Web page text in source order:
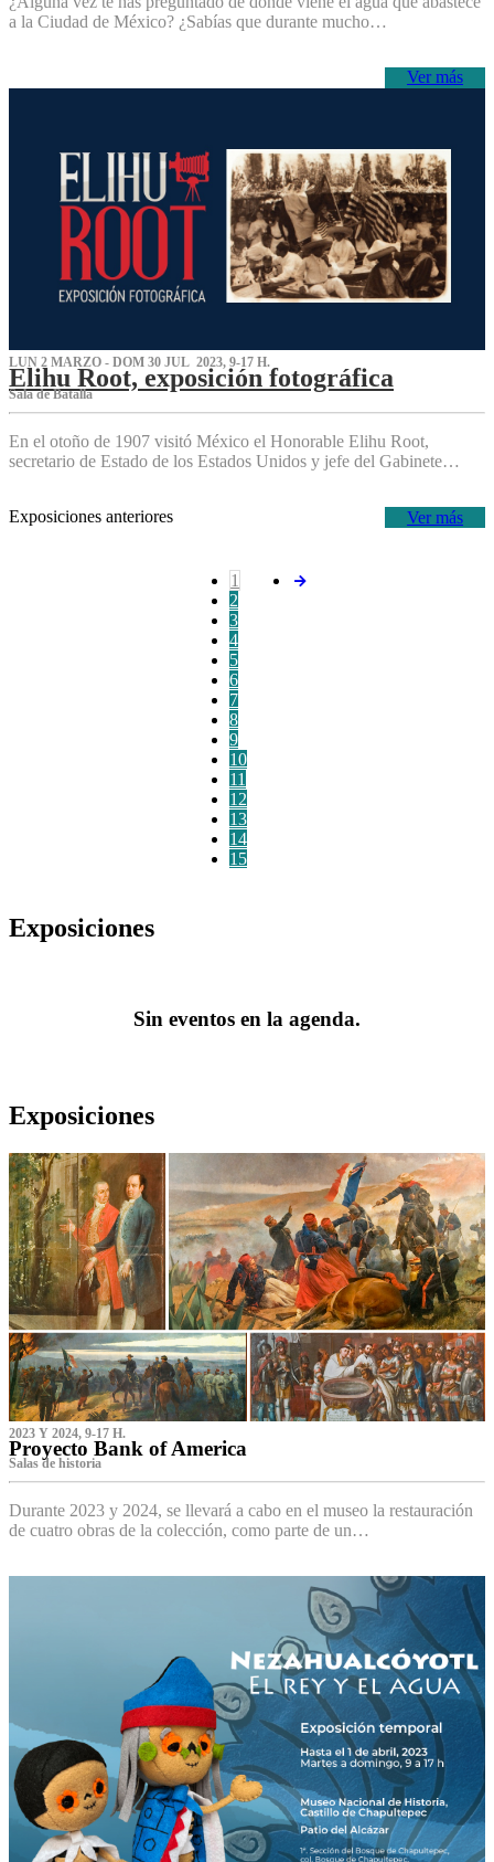
a la Ciudad de México? ¿Sabías que durante mucho…
Ver más
LUN 2 MARZO - DOM 30 JUL 2023, 9-17 H.
Elihu Root, exposición fotográfica
Sala de Batalla
En el otoño de 1907 visitó México el Honorable Elihu Root,
secretario de Estado de los Estados Unidos y jefe del Gabinete…
Ver más
Exposiciones anteriores
1
2
3
4
5
6
7
8
9
10
11
12
13
14
15
Exposiciones
Sin eventos en la agenda.
Exposiciones
2023 Y 2024, 9-17 H.
Proyecto Bank of America
S‌alas de historia
Durante 2023 y 2024, se llevará a cabo en el museo la restauración
de cuatro obras de la colección, como parte de un…